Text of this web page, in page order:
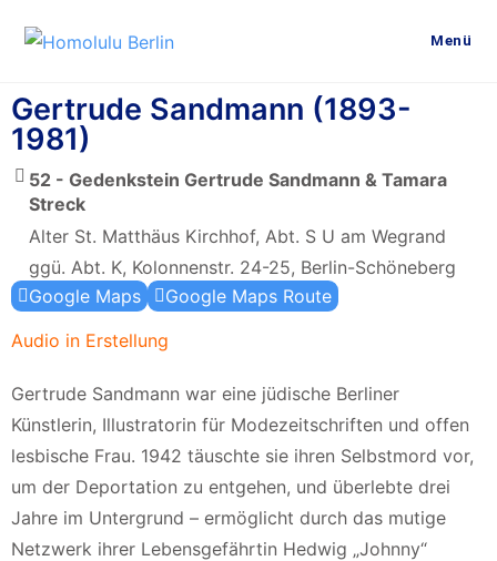
Menü
Gertrude Sandmann (1893-
1981)
52 - Gedenkstein Gertrude Sandmann & Tamara
Streck
Alter St. Matthäus Kirchhof, Abt. S U am Wegrand
ggü. Abt. K, Kolonnenstr. 24-25, Berlin-Schöneberg
Google Maps
Google Maps Route
Audio in Erstellung
Gertrude Sandmann war eine jüdische Berliner
Künstlerin, Illustratorin für Modezeitschriften und offen
lesbische Frau. 1942 täuschte sie ihren Selbstmord vor,
um der Deportation zu entgehen, und überlebte drei
Jahre im Untergrund – ermöglicht durch das mutige
Netzwerk ihrer Lebensgefährtin Hedwig „Johnny“